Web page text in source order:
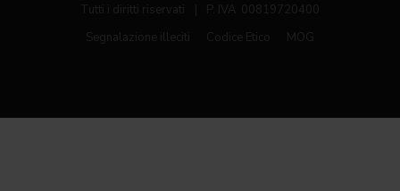
Tutti i diritti riservati
P. IVA 00819720400
Segnalazione illeciti
Codice Etico MOG